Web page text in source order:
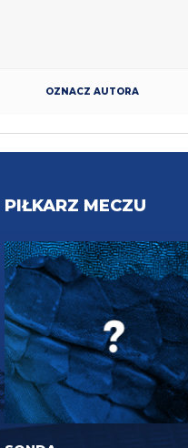
OZNACZ AUTORA
PIŁKARZ MECZU